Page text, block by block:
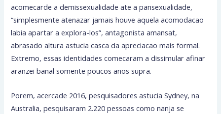
acomecarde a demissexualidade ate a pansexualidade,
“simplesmente atenazar jamais houve aquela acomodacao
labia apartar a explora-los”, antagonista amansat,
abrasado altura astucia casca da apreciacao mais formal.
Extremo, essas identidades comecaram a dissimular afinar
aranzei banal somente poucos anos supra.
Porem, acercade 2016, pesquisadores astucia Sydney, na
Australia, pesquisaram 2.220 pessoas como nanja se